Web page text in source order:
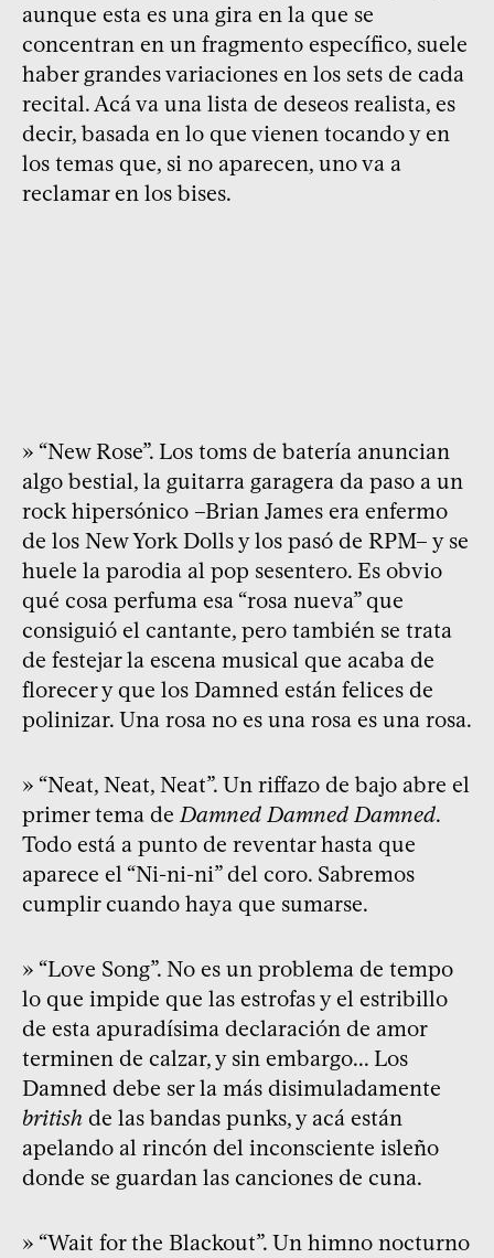
aunque esta es una gira en la que se
concentran en un fragmento específico, suele
haber grandes variaciones en los sets de cada
recital. Acá va una lista de deseos realista, es
decir, basada en lo que vienen tocando y en
los temas que, si no aparecen, uno va a
reclamar en los bises.
» “New Rose”. Los toms de batería anuncian
algo bestial, la guitarra garagera da paso a un
rock hipersónico –Brian James era enfermo
de los New York Dolls y los pasó de RPM– y se
huele la parodia al pop sesentero. Es obvio
qué cosa perfuma esa “rosa nueva” que
consiguió el cantante, pero también se trata
de festejar la escena musical que acaba de
florecer y que los Damned están felices de
polinizar. Una rosa no es una rosa es una rosa.
» “Neat, Neat, Neat”. Un riffazo de bajo abre el
primer tema de Damned Damned Damned.
Todo está a punto de reventar hasta que
aparece el “Ni-ni-ni” del coro. Sabremos
cumplir cuando haya que sumarse.
» “Love Song”. No es un problema de tempo
lo que impide que las estrofas y el estribillo
de esta apuradísima declaración de amor
terminen de calzar, y sin embargo... Los
Damned debe ser la más disimuladamente
british de las bandas punks, y acá están
apelando al rincón del inconsciente isleño
donde se guardan las canciones de cuna.
» “Wait for the Blackout”. Un himno nocturno